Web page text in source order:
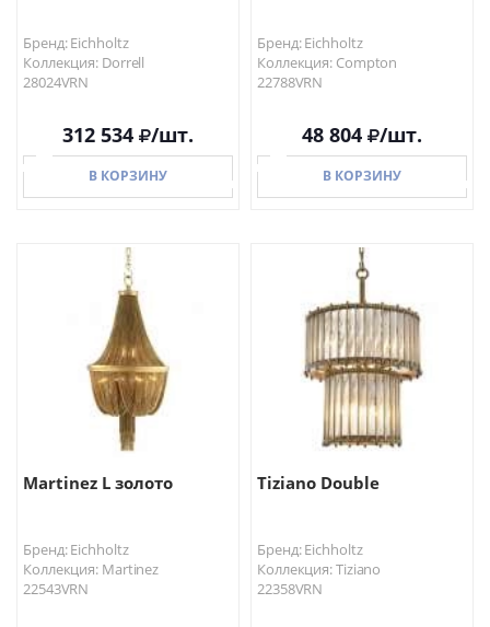
Бренд: Eichholtz
Коллекция: Dorrell
28024VRN
312 534 /шт.
В КОРЗИНУ
В КОРЗИНУ
Бренд: Eichholtz
Коллекция: Compton
22788VRN
48 804 /шт.
В КОРЗИНУ
В КОРЗИНУ
Martinez L золото
Бренд: Eichholtz
Коллекция: Martinez
22543VRN
Tiziano Double
Бренд: Eichholtz
Коллекция: Tiziano
22358VRN